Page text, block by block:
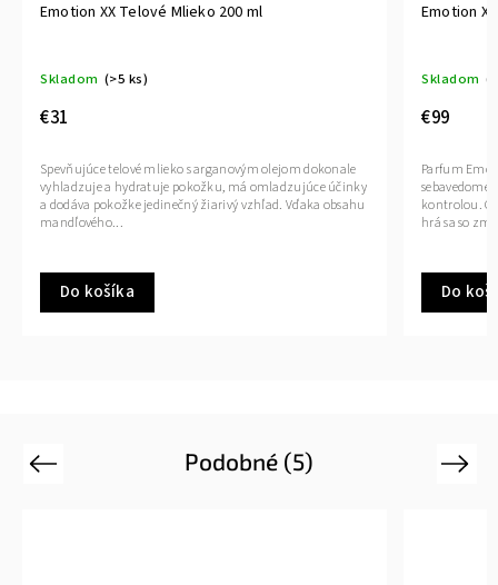
dokonale
účinky
obsahu
Emotion XY Eau De Parfum Pour Homme 50 ml
Skladom
Parfum Emotion XY je pre odvážneho, silného a
sebavedomého muža, ktorý má svoje emócie pod
kontrolou. Gentlemana, ktorý rád posúva svoje hranice a
Podobné (5)
Previous Next